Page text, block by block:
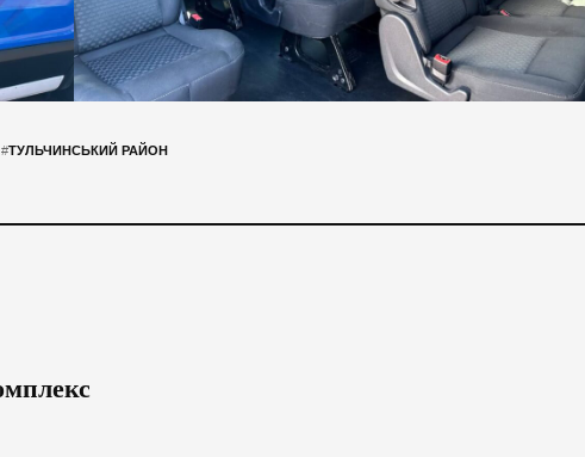
#ТУЛЬЧИНСЬКИЙ РАЙОН